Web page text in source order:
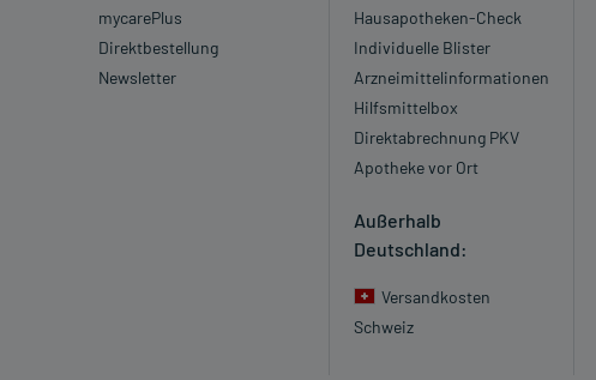
mycarePlus
Direktbestellung
Newsletter
Hausapotheken-Check
Individuelle Blister
Arzneimittelinformationen
Hilfsmittelbox
Direktabrechnung PKV
Apotheke vor Ort
Außerhalb
Deutschland:
Versandkosten
Schweiz